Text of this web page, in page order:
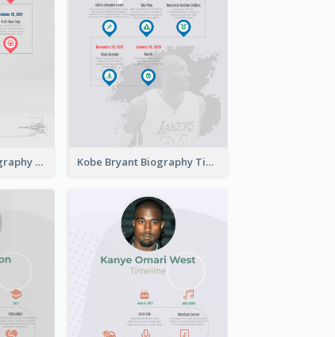
Bubba Wallace Biography Timeline Kobe Bryant Biography Timeline